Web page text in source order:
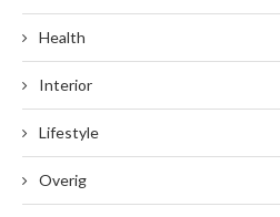
Health
Interior
Lifestyle
Overig